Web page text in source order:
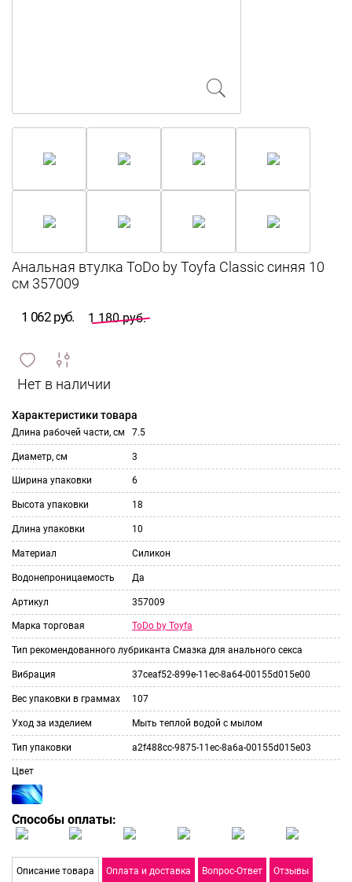
1 062 руб. 1 180 руб.
и
сравнить
ИЗБРАННОЕ
Характеристики товара
Длина рабочей части, см 7.5
Диаметр, см 3
Ширина упаковки 6
Высота упаковки 18
Длина упаковки 10
Материал Силикон
Водонепроницаемость Да
Артикул 357009
Марка торговая ToDo by Toyfa
Тип рекомендованного лубриканта Смазка для анального секса
Вибрация 37ceaf52-899e-11ec-8a64-00155d015e00
Вес упаковки в граммах 107
Уход за изделием Мыть теплой водой с мылом
Тип упаковки a2f488cc-9875-11ec-8a6a-00155d015e03
Цвет
Способы оплаты:
Описание товара Оплата и доставка Вопрос-Ответ Отзывы